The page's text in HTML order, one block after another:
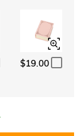
$19.00